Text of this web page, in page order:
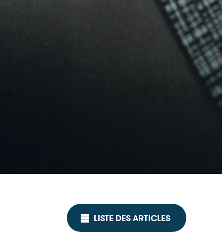
LISTE DES ARTICLES